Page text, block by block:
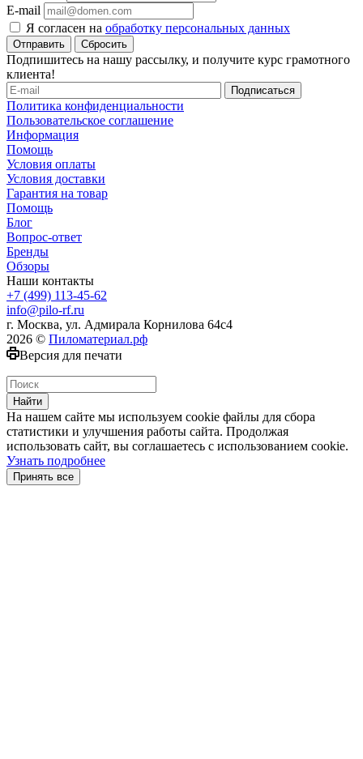
E-mail
Я согласен на обработку персональных данных
Сбросить
Подпишитесь на нашу рассылку, и получите курс грамотного
клиента!
Политика конфиденциальности
Пользовательское соглашение
Информация
Помощь
Условия оплаты
Условия доставки
Гарантия на товар
Помощь
Блог
Вопрос-ответ
Бренды
Обзоры
Наши контакты
+7 (499) 113-45-62
info@pilo-rf.ru
г. Москва, ул. Адмирала Корнилова 64с4
2026 © Пиломатериал.рф
Версия для печати
Найти
На нашем сайте мы используем cookie файлы для сбора
статистики и улучшения работы сайта. Продолжая
использовать сайт, вы соглашаетесь с использованием cookie.
Узнать подробнее
Принять все